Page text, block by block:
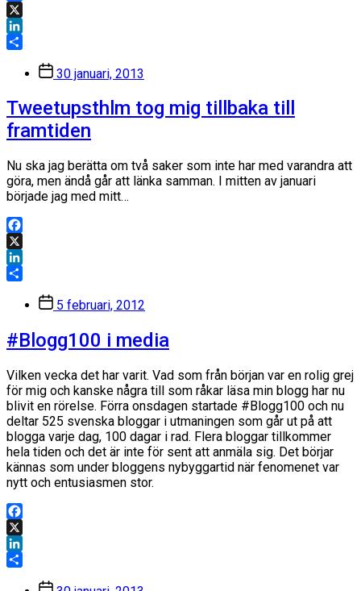
Facebook
X
LinkedIn
Inläggsdatum
30 januari, 2013
Tweetupsthlm tog mig tillbaka till
framtiden
Nu ska jag berätta om två saker som inte har med varandra att
göra, men ändå går att länka samman. I mitten av januari
började jag med mitt…
Facebook
X
LinkedIn
Inläggsdatum
5 februari, 2012
#Blogg100 i media
Vilken vecka det har varit. Vad som från början var en rolig grej
för mig och kanske några till som råkar läsa min blogg har nu
blivit en rörelse. Förra onsdagen startade #Blogg100 och nu
deltar 525 svenska bloggar i utmaningen som går ut på att
blogga varje dag, 100 dagar i rad. Flera bloggar tillkommer
hela tiden och det är inte för sent att anmäla sig. Det börjar
kännas som under bloggens nybyggartid när fenomenet var
nytt och entusiasmen stor.
Facebook
X
LinkedIn
Inläggsdatum